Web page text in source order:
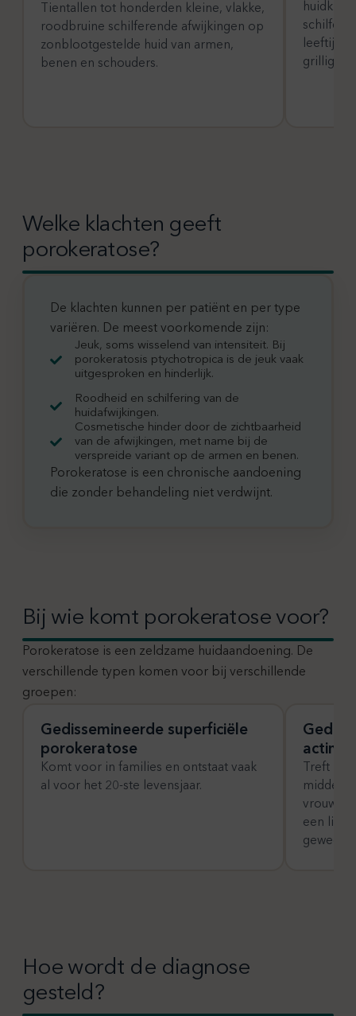
Tientallen tot honderden kleine, vlakke,
roodbruine schilferende afwijkingen op
zonblootgestelde huid van armen,
benen en schouders.
leeftijd
grillig
Welke klachten geeft
porokeratose?
De klachten kunnen per patiënt en per type
variëren. De meest voorkomende zijn:
Jeuk, soms wisselend van intensiteit. Bij
porokeratosis ptychotropica is de jeuk vaak
uitgesproken en hinderlijk.
Roodheid en schilfering van de
huidafwijkingen.
Cosmetische hinder door de zichtbaarheid
van de afwijkingen, met name bij de
verspreide variant op de armen en benen.
Porokeratose is een chronische aandoening
die zonder behandeling niet verdwijnt.
Bij wie komt porokeratose voor?
Porokeratose is een zeldzame huidaandoening. De
verschillende typen komen voor bij verschillende
groepen:
Gedissemineerde superficiële
porokeratose
Komt voor in families en ontstaat vaak
al voor het 20-ste levensjaar.
Treft
vrouwen
een
geweest.
Hoe wordt de diagnose
gesteld?